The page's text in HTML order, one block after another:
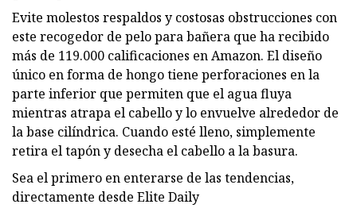
Evite molestos respaldos y costosas obstrucciones con
este recogedor de pelo para bañera que ha recibido
más de 119.000 calificaciones en Amazon. El diseño
único en forma de hongo tiene perforaciones en la
parte inferior que permiten que el agua fluya
mientras atrapa el cabello y lo envuelve alrededor de
la base cilíndrica. Cuando esté lleno, simplemente
retira el tapón y desecha el cabello a la basura.
Sea el primero en enterarse de las tendencias,
directamente desde Elite Daily